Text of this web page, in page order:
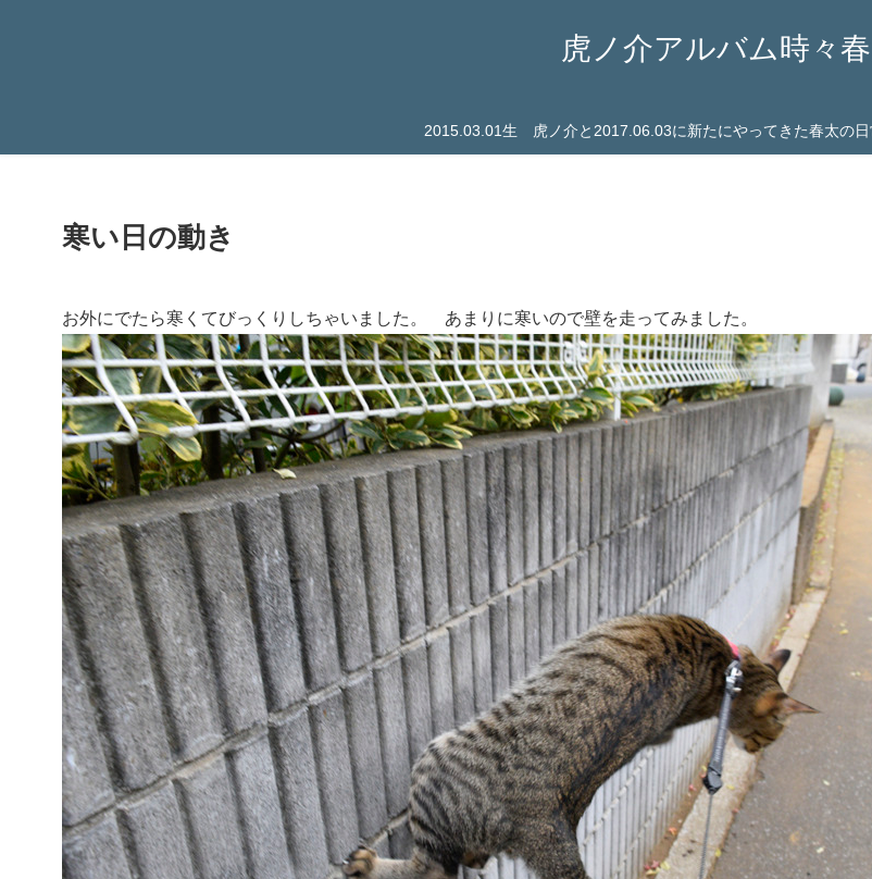
虎ノ介アルバム時々
2015.03.01生 虎ノ介と2017.06.03に新たにやってきた春太の
寒い日の動き
お外にでたら寒くてびっくりしちゃいました。 あまりに寒いので壁を走ってみました。